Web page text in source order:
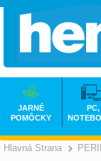
Hlavná Strana
JARNÉ
POMÔCKY
PC,